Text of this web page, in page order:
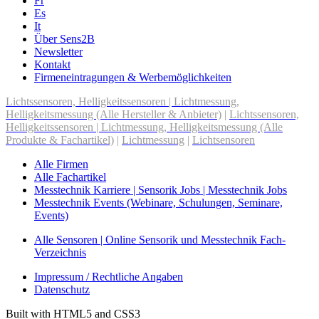
Es
It
Über Sens2B
Newsletter
Kontakt
Firmeneintragungen & Werbemöglichkeiten
Lichtssensoren, Helligkeitssensoren | Lichtmessung,
Helligkeitsmessung (Alle Hersteller & Anbieter) | Lichtssensoren,
Helligkeitssensoren | Lichtmessung, Helligkeitsmessung (Alle
Produkte & Fachartikel) | Lichtmessung | Lichtsensoren
Alle Firmen
Alle Fachartikel
Messtechnik Karriere | Sensorik Jobs | Messtechnik Jobs
Messtechnik Events (Webinare, Schulungen, Seminare,
Events)
Alle Sensoren | Online Sensorik und Messtechnik Fach-
Verzeichnis
Impressum / Rechtliche Angaben
Datenschutz
Built with HTML5 and CSS3